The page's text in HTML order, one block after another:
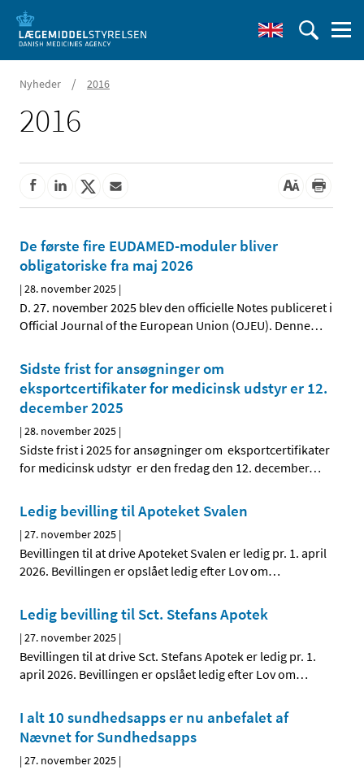
Nyheder / 2016
2016
De første fire EUDAMED-moduler bliver
obligatoriske fra maj 2026
|28. november 2025 |
D. 27. november 2025 blev den officielle Notes publiceret i
Official Journal of the European Union (OJEU). Denne…
Sidste frist for ansøgninger om
eksportcertifikater for medicinsk udstyr er 12.
december 2025
|28. november 2025 |
Sidste frist i 2025 for ansøgninger om eksportcertifikater
for medicinsk udstyr er den fredag den 12. december…
Ledig bevilling til Apoteket Svalen
|27. november 2025 |
Bevillingen til at drive Apoteket Svalen er ledig pr. 1. april
2026. Bevillingen er opslået ledig efter Lov om…
Ledig bevilling til Sct. Stefans Apotek
|27. november 2025 |
Bevillingen til at drive Sct. Stefans Apotek er ledig pr. 1.
april 2026. Bevillingen er opslået ledig efter Lov om…
I alt 10 sundhedsapps er nu anbefalet af
Nævnet for Sundhedsapps
|27. november 2025 |